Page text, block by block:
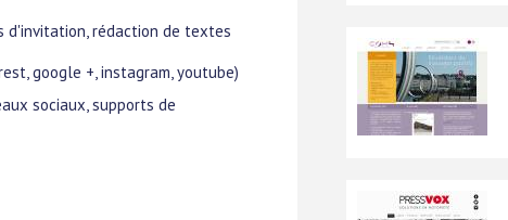
d'invitation, rédaction de textes
google +, instagram, youtube)
sociaux, supports de